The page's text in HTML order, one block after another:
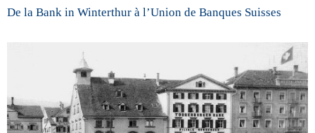
De la Bank in Winterthur à l’Union de Banques Suisses